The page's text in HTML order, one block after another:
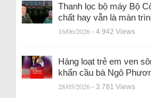
Thanh lọc bộ máy Bộ
chất hay vẫn là màn
16/06/2026 - 4.942 Views
Hàng loạt trẻ em ven
khẩn cầu bà Ngô
28/05/2026 - 3.781 Views